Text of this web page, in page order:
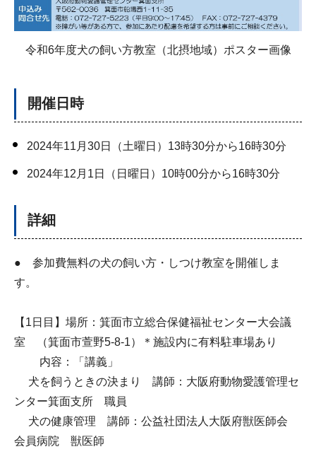
令和6年度犬の飼い方教室（北摂地域）ポスター画像
開催日時
2024年11月30日（土曜日）13時30分から16時30分
2024年12月1日（日曜日）10時00分から16時30分
詳細
● 参加費無料の犬の飼い方・しつけ教室を開催しま
す。
【1日目】場所：箕面市立総合保健福祉センター大会議
室 （箕面市萱野5-8-1）＊施設内に有料駐車場あり
内容：「講義」
犬を飼うときの決まり 講師：大阪府動物愛護管理セ
ンター箕面支所 職員
犬の健康管理 講師：公益社団法人大阪府獣医師会
会員病院 獣医師